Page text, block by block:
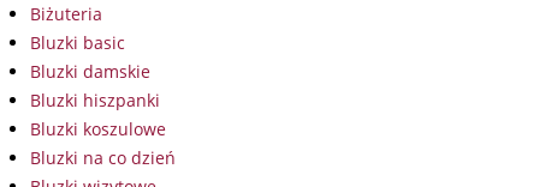
Biżuteria
Bluzki basic
Bluzki damskie
Bluzki hiszpanki
Bluzki koszulowe
Bluzki na co dzień